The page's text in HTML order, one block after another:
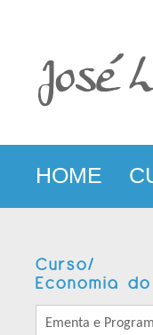
HOME
Curso/
Economia
Ementa e